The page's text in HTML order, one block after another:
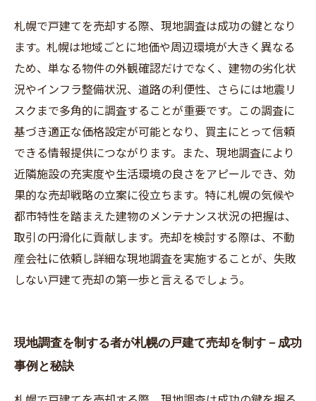
札幌で戸建てを売却する際、現地調査は成功の鍵となり
ます。札幌は地域ごとに地価や周辺環境が大きく異なる
ため、単なる物件の外観確認だけでなく、建物の劣化状
況やインフラ整備状況、道路の利便性、さらには地震リ
スクまで多角的に調査することが重要です。この調査に
基づき適正な価格設定が可能となり、買主にとって信頼
できる情報提供につながります。また、現地調査により
近隣施設の充実度や生活環境の良さをアピールでき、効
果的な売却戦略の立案に役立ちます。特に札幌の気候や
都市特性を踏まえた建物のメンテナンス状況の把握は、
取引の円滑化に貢献します。売却を検討する際は、不動
産会社に依頼し詳細な現地調査を実施することが、失敗
しない戸建て売却の第一歩と言えるでしょう。
現地調査を制する者が札幌の戸建て売却を制す－成功
事例と秘訣